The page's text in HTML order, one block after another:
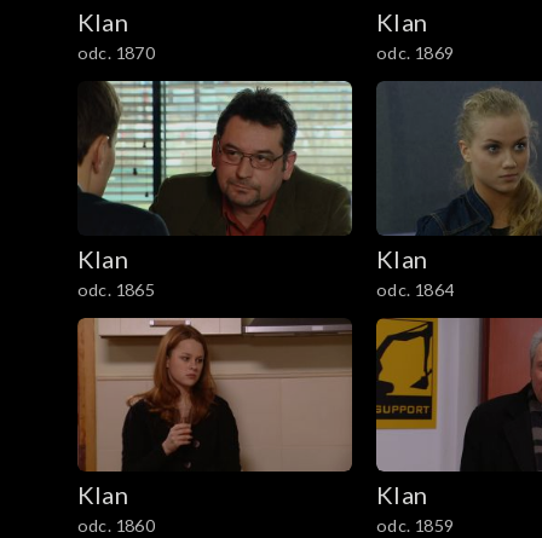
2001–2100
1901–2000
1801–1900
1701–1800
1601–1700
1501–1600
1401–1500
1301–1400
Klan
odc. 1870
Klan
odc. 1869
Klan
odc. 1865
Klan
odc. 1864
Klan
odc. 1860
Klan
odc. 1859